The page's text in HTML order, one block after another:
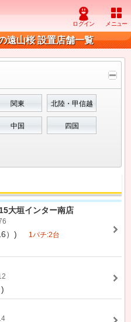
遠山桜 設置店舗一覧
関東 北陸・甲信越
中国 四国
大垣インター南店
）) 1パチ:2台